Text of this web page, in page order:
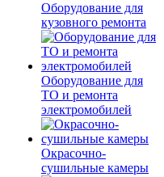
Оборудование для
кузовного ремонта
Оборудование для
ТО и ремонта
электромобилей
Окрасочно-
сушильные камеры